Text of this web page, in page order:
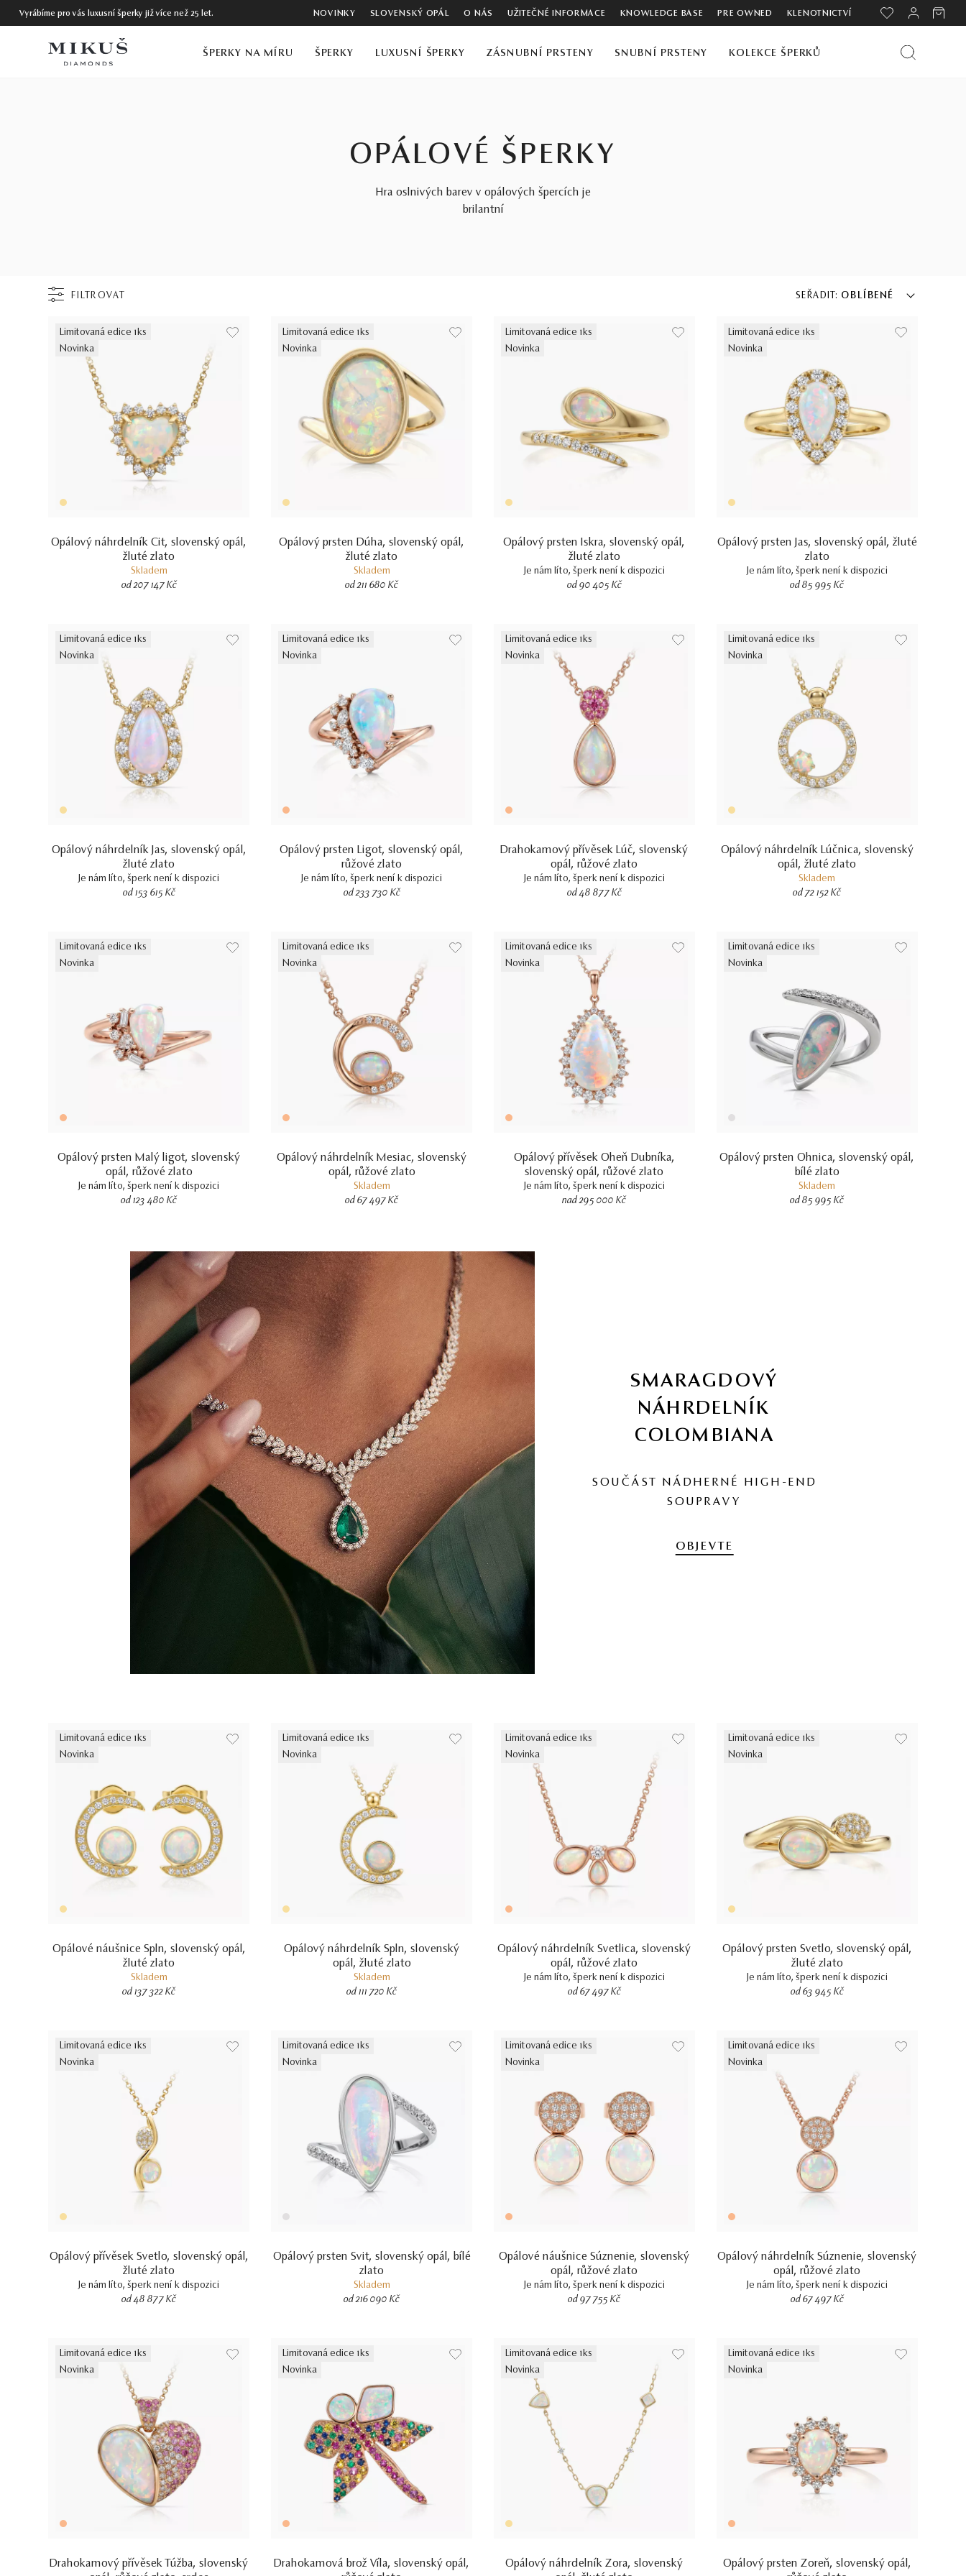
Vyrábíme pro vás luxusní šperky již více než 25 let. NOVINKY SLOVENSKÝ OPÁL O NÁS UŽITEČNÉ INFORMACE KNOWLEDGE BASE PRE OWNED KLENOTNICTVÍ
ŠPERKY NA MÍRU ŠPERKY LUXUSNÍ ŠPERKY ZÁSNUBNÍ PRSTENY SNUBNÍ PRSTENY KOLEKCE ŠPERKŮ
OPÁLOVÉ ŠPERKY
Hra oslnivých barev v opálových špercích je
brilantní
FILTROVAT SEŘADIT: OBLÍBENÉ
Limitovaná edice 1ks
Novinka
Opálový náhrdelník Cit, slovenský opál,
žluté zlato
Skladem
od 207 147 Kč
Limitovaná edice 1ks
Novinka
Opálový prsten Dúha, slovenský opál,
žluté zlato
Skladem
od 211 680 Kč
Limitovaná edice 1ks
Novinka
Opálový prsten Iskra, slovenský opál,
žluté zlato
Je nám líto, šperk není k dispozici
od 90 405 Kč
Limitovaná edice 1ks
Novinka
Opálový prsten Jas, slovenský opál, žluté
zlato
Je nám líto, šperk není k dispozici
od 85 995 Kč
Limitovaná edice 1ks
Novinka
Opálový náhrdelník Jas, slovenský opál,
žluté zlato
Je nám líto, šperk není k dispozici
od 153 615 Kč
Limitovaná edice 1ks
Novinka
Opálový prsten Ligot, slovenský opál,
růžové zlato
Je nám líto, šperk není k dispozici
od 233 730 Kč
Limitovaná edice 1ks
Novinka
Drahokamový přívěsek Lúč, slovenský
opál, růžové zlato
Je nám líto, šperk není k dispozici
od 48 877 Kč
Limitovaná edice 1ks
Novinka
Opálový náhrdelník Lúčnica, slovenský
opál, žluté zlato
Skladem
od 72 152 Kč
Limitovaná edice 1ks
Novinka
Opálový prsten Malý ligot, slovenský
opál, růžové zlato
Je nám líto, šperk není k dispozici
od 123 480 Kč
Limitovaná edice 1ks
Novinka
Opálový náhrdelník Mesiac, slovenský
opál, růžové zlato
Skladem
od 67 497 Kč
Limitovaná edice 1ks
Novinka
Opálový přívěsek Oheň Dubníka,
slovenský opál, růžové zlato
Je nám líto, šperk není k dispozici
nad 295 000 Kč
Limitovaná edice 1ks
Novinka
Opálový prsten Ohnica, slovenský opál,
bílé zlato
Skladem
od 85 995 Kč
SMARAGDOVÝ
NÁHRDELNÍK
COLOMBIANA
SOUČÁST NÁDHERNÉ HIGH-END
SOUPRAVY
OBJEVTE
Limitovaná edice 1ks
Novinka
Opálové náušnice Spln, slovenský opál,
žluté zlato
Skladem
od 137 322 Kč
Limitovaná edice 1ks
Novinka
Opálový náhrdelník Spln, slovenský
opál, žluté zlato
Skladem
od 111 720 Kč
Limitovaná edice 1ks
Novinka
Opálový náhrdelník Svetlica, slovenský
opál, růžové zlato
Je nám líto, šperk není k dispozici
od 67 497 Kč
Limitovaná edice 1ks
Novinka
Opálový prsten Svetlo, slovenský opál,
žluté zlato
Je nám líto, šperk není k dispozici
od 63 945 Kč
Limitovaná edice 1ks
Novinka
Opálový přívěsek Svetlo, slovenský opál,
žluté zlato
Je nám líto, šperk není k dispozici
od 48 877 Kč
Limitovaná edice 1ks
Novinka
Opálový prsten Svit, slovenský opál, bílé
zlato
Skladem
od 216 090 Kč
Limitovaná edice 1ks
Novinka
Opálové náušnice Súznenie, slovenský
opál, růžové zlato
Je nám líto, šperk není k dispozici
od 97 755 Kč
Limitovaná edice 1ks
Novinka
Opálový náhrdelník Súznenie, slovenský
opál, růžové zlato
Je nám líto, šperk není k dispozici
od 67 497 Kč
Limitovaná edice 1ks
Novinka
Drahokamový přívěsek Túžba, slovenský
Limitovaná edice 1ks
Novinka
Drahokamová brož Víla, slovenský opál,
Limitovaná edice 1ks
Novinka
Opálový náhrdelník Zora, slovenský
Limitovaná edice 1ks
Novinka
Opálový prsten Zoreň, slovenský opál,